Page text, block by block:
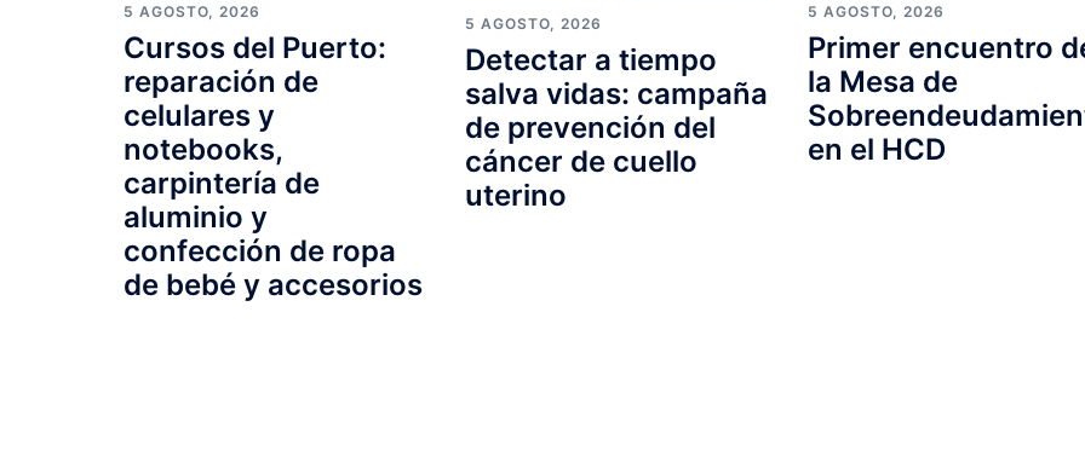
5 AGOSTO, 2026
Cursos del Puerto:
reparación de
celulares y
notebooks,
carpintería de
aluminio y
confección de ropa
de bebé y accesorios
5 AGOSTO, 2026
Detectar a tiempo
salva vidas: campaña
de prevención del
cáncer de cuello
uterino
5 AGOSTO, 2026
Primer encuentro
la Mesa de
en el HCD